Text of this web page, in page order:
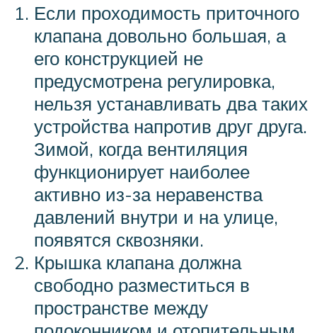
Если проходимость приточного
клапана довольно большая, а
его конструкцией не
предусмотрена регулировка,
нельзя устанавливать два таких
устройства напротив друг друга.
Зимой, когда вентиляция
функционирует наиболее
активно из-за неравенства
давлений внутри и на улице,
появятся сквозняки.
Крышка клапана должна
свободно разместиться в
пространстве между